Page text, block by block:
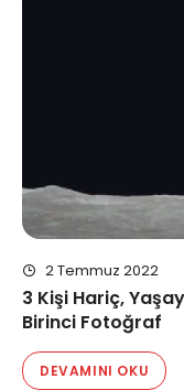
2 Temmuz 2022
3 Kişi Hariç,
Birinci Fotoğraf
DEVAMINI OKU